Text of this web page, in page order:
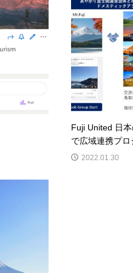
Fuji United 日
で広域連携プロ
2022.01.30